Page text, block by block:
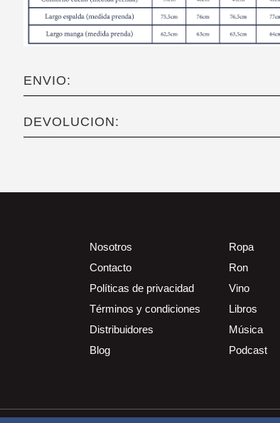
ENVIO:
DEVOLUCION:
Nosotros
Contacto
Políticas de privacidad
Términos y condiciones
Distribuidores
Blog
Ropa
Ron
Vino
Libros
Música
Podcast